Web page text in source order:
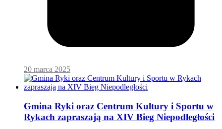
20 marca 2025
Gmina Ryki oraz Centrum Kultury i Sportu w
Rykach zapraszają na XIV Bieg Niepodległości